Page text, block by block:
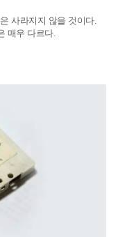
사라지지 않을 것이다.
매우 다르다.